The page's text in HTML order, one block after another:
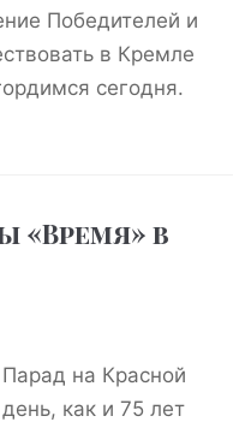
Победителей и
в Кремле
сегодня.
«Время» в
на Красной
как и 75 лет